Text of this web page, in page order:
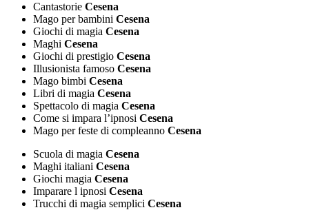
Cantastorie Cesena
Mago per bambini Cesena
Giochi di magia Cesena
Maghi Cesena
Giochi di prestigio Cesena
Illusionista famoso Cesena
Mago bimbi Cesena
Libri di magia Cesena
Spettacolo di magia Cesena
Come si impara l’ipnosi Cesena
Mago per feste di compleanno Cesena
Scuola di magia Cesena
Maghi italiani Cesena
Giochi magia Cesena
Imparare l ipnosi Cesena
Trucchi di magia semplici Cesena